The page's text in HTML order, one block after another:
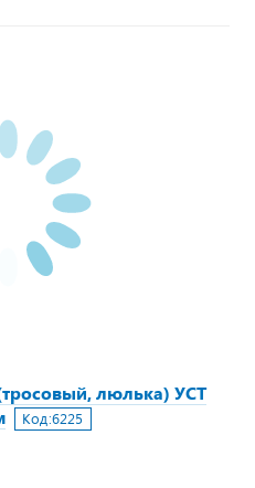
люлька) УСТ
Код:6225